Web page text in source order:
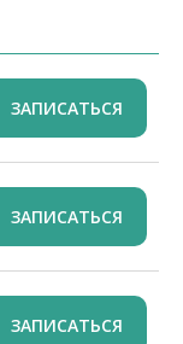
ЗАПИСАТЬСЯ
ЗАПИСАТЬСЯ
ЗАПИСАТЬСЯ